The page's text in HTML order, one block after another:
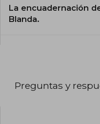
La encuadernación
Blanda.
Preguntas y